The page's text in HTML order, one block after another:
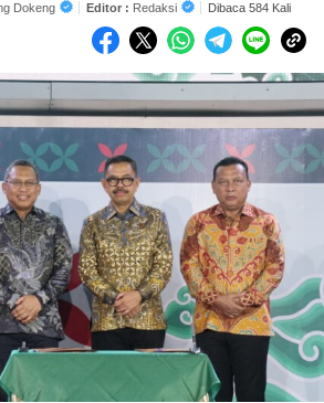
Dokeng Editor : Redaksi Dibaca 584 Kali